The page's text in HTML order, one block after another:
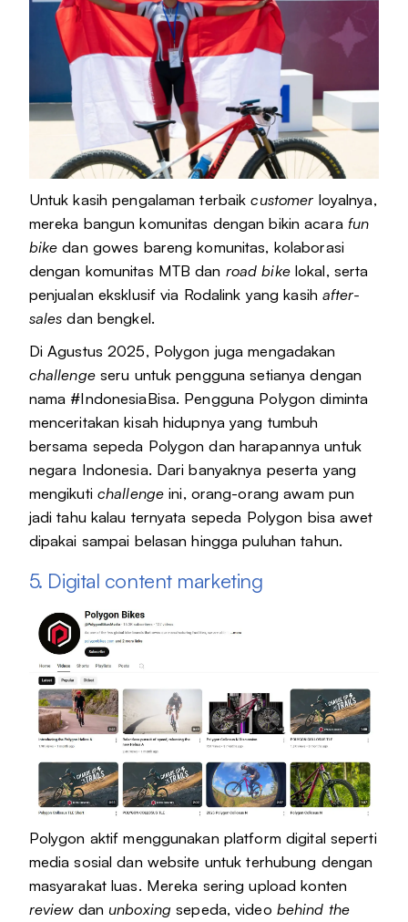
Untuk kasih pengalaman terbaikcustomer loyalnya,
mereka bangun komunitas dengan bikin acara fun
bike dan gowes bareng komunitas, kolaborasi
dengan komunitas MTB dan road bikelokal, serta
penjualan eksklusif via Rodalink yang kasihafter-
sales dan bengkel.
Di Agustus 2025, Polygon juga mengadakan
challenge seru untuk pengguna setianya dengan
nama #IndonesiaBisa. Pengguna Polygon diminta
menceritakan kisah hidupnya yang tumbuh
bersama sepeda Polygon dan harapannya untuk
negara Indonesia. Dari banyaknya peserta yang
mengikuti challengeini, orang-orang awam pun
jadi tahu kalau ternyata sepeda Polygon bisa awet
dipakai sampai belasan hingga puluhan tahun.
5. Digital content marketing
Polygon aktif menggunakan platform digital seperti
media sosial dan website untuk terhubung dengan
masyarakat luas. Mereka sering upload konten
review dan unboxingsepeda, video behind the